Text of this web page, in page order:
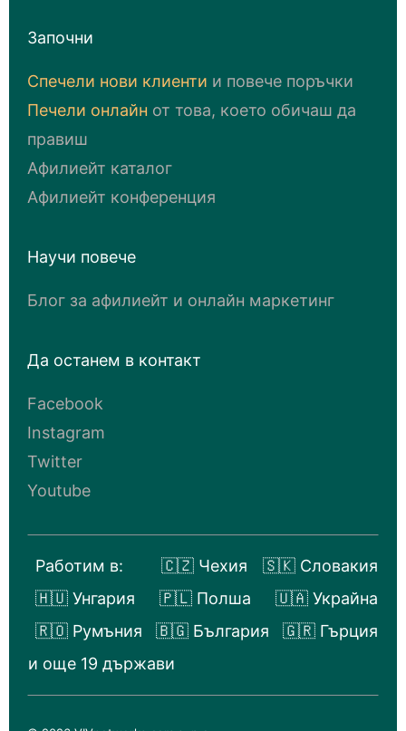
Започни
Спечели нови клиенти и повече поръчки
Печели онлайн от това, което обичаш да
правиш
Афилиейт каталог
Афилиейт конференция
Научи повече
Блог за афилиейт и онлайн маркетинг
Да останем в контакт
Facebook
Instagram
Twitter
Youtube
Работим в: 🇨🇿 Чехия
🇸🇰 Словакия
🇭🇺 Унгария
🇵🇱 Полша
🇺🇦 Украйна
🇷🇴 Румъния
🇧🇬 България
🇬🇷 Гърция
и още 19 държави